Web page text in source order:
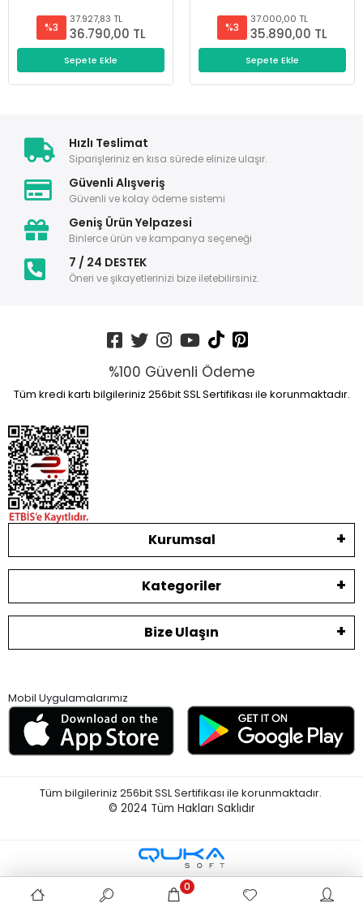
%3
37.927,83 TL
36.790,00 TL
Sepete Ekle
%3
37.000,00 TL
35.890,00 TL
Sepete Ekle
Hızlı Teslimat
Siparişleriniz en kısa sürede elinize ulaşır.
Güvenli Alışveriş
Güvenli ve kolay ödeme sistemi
Geniş Ürün Yelpazesi
Binlerce ürün ve kampanya seçeneği
7 / 24 DESTEK
Öneri ve şikayetlerinizi bize iletebilirsiniz.
%100 Güvenli Ödeme
Tüm kredi kartı bilgileriniz 256bit SSL Sertifikası ile korunmaktadır.
Kurumsal
Kategoriler
Bize Ulaşın
Mobil Uygulamalarımız
Tüm bilgileriniz 256bit SSL Sertifikası ile korunmaktadır.
© 2024 Tüm Hakları Saklıdır
0